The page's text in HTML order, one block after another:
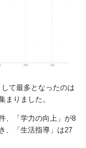
て最多となったのは
まりました。
、「学力の向上」が8
、「生活指導」は27